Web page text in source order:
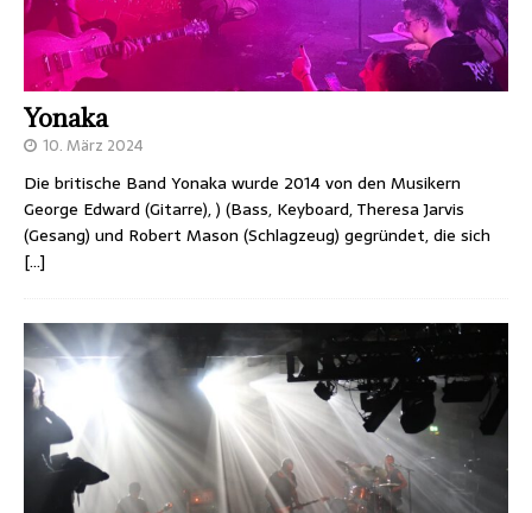
Yonaka
10. März 2024
Die britische Band Yonaka wurde 2014 von den Musikern
George Edward (Gitarre), ) (Bass, Keyboard, Theresa Jarvis
(Gesang) und Robert Mason (Schlagzeug) gegründet, die sich
[…]